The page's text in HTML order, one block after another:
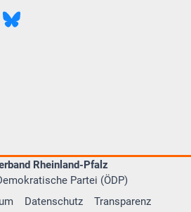
Rheinland-Pfalz
Partei (ÖDP)
Datenschutz Transparenz